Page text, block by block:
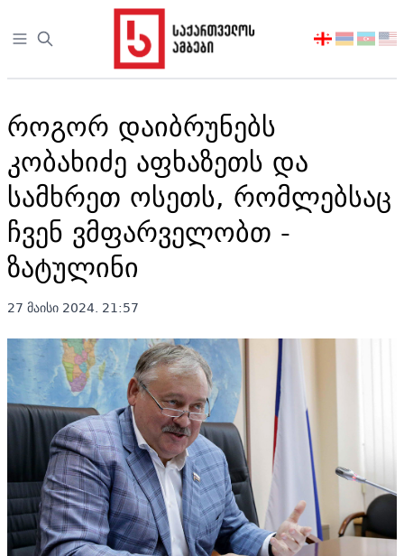
Open sidebar
აირჩიეთ
როგორ დაიბრუნებს
კობახიძე აფხაზეთს და
სამხრეთ ოსეთს, რომლებსაც
ჩვენ ვმფარველობთ -
ზატულინი
27 მაისი 2024. 21:57